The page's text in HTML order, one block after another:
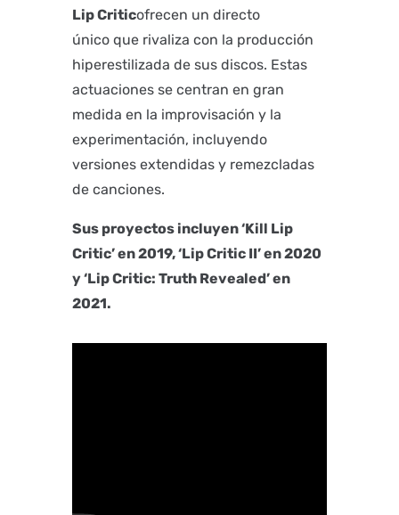
Lip Criticofrecen un directo
único que rivaliza con la producción
hiperestilizada de sus discos. Estas
actuaciones se centran en gran
medida en la improvisación y la
experimentación, incluyendo
versiones extendidas y remezcladas
de canciones.
Sus proyectos incluyen ‘Kill Lip
Critic’ en 2019, ‘Lip Critic II’ en 2020
y ‘Lip Critic: Truth Revealed’ en
2021.